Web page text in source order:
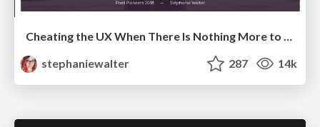
Cheating the UX When There Is Nothing More to Optimize - PixelPioneers
stephaniewalter
287 14k